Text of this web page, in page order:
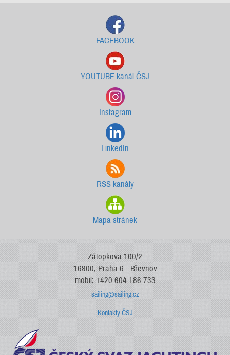
FACEBOOK
YOUTUBE kanál ČSJ
Instagram
LinkedIn
RSS kanály
Mapa stránek
Zátopkova 100/2
16900, Praha 6 - Břevnov
mobil: +420 604 186 733
sailing@sailing.cz
Kontakty ČSJ